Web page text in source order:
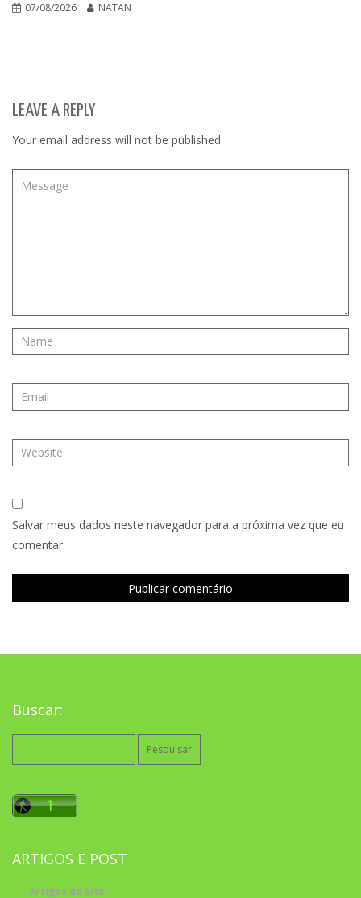
07/08/2026 NATAN
LEAVE A REPLY
Your email address will not be published.
Salvar meus dados neste navegador para a próxima vez que eu
comentar.
Buscar:
ARTIGOS E POST
Artigos do Site